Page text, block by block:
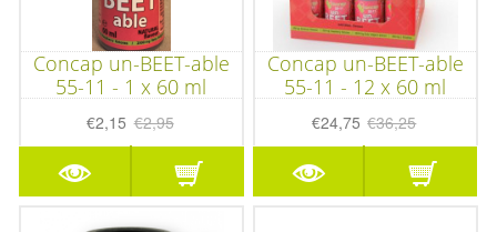
Concap un-BEET-able
55-11 - 1 x 60 ml
€2,15 €2,95
Concap un-BEET-able
55-11 - 12 x 60 ml
€24,75 €36,25